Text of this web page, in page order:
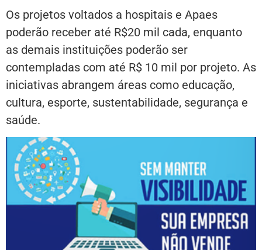
Os projetos voltados a hospitais e Apaes
poderão receber até R$20 mil cada, enquanto
as demais instituições poderão ser
contempladas com até R$ 10 mil por projeto. As
iniciativas abrangem áreas como educação,
cultura, esporte, sustentabilidade, segurança e
saúde.